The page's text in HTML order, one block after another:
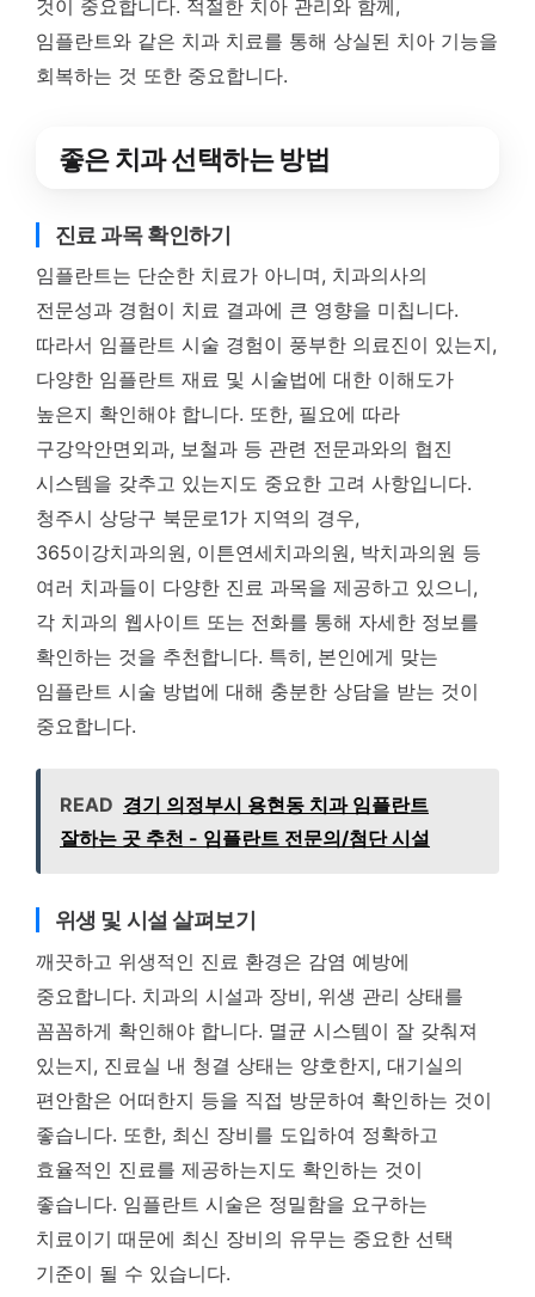
것이 중요합니다. 적절한 치아 관리와 함께,
임플란트와 같은 치과 치료를 통해 상실된 치아 기능을
회복하는 것 또한 중요합니다.
좋은 치과 선택하는 방법
진료 과목 확인하기
임플란트는 단순한 치료가 아니며, 치과의사의
전문성과 경험이 치료 결과에 큰 영향을 미칩니다.
따라서 임플란트 시술 경험이 풍부한 의료진이 있는지,
다양한 임플란트 재료 및 시술법에 대한 이해도가
높은지 확인해야 합니다. 또한, 필요에 따라
구강악안면외과, 보철과 등 관련 전문과와의 협진
시스템을 갖추고 있는지도 중요한 고려 사항입니다.
청주시 상당구 북문로1가 지역의 경우,
365이강치과의원, 이튼연세치과의원, 박치과의원 등
여러 치과들이 다양한 진료 과목을 제공하고 있으니,
각 치과의 웹사이트 또는 전화를 통해 자세한 정보를
확인하는 것을 추천합니다. 특히, 본인에게 맞는
임플란트 시술 방법에 대해 충분한 상담을 받는 것이
중요합니다.
READ 경기 의정부시 용현동 치과 임플란트
잘하는 곳 추천 - 임플란트 전문의/첨단 시설
위생 및 시설 살펴보기
깨끗하고 위생적인 진료 환경은 감염 예방에
중요합니다. 치과의 시설과 장비, 위생 관리 상태를
꼼꼼하게 확인해야 합니다. 멸균 시스템이 잘 갖춰져
있는지, 진료실 내 청결 상태는 양호한지, 대기실의
편안함은 어떠한지 등을 직접 방문하여 확인하는 것이
좋습니다. 또한, 최신 장비를 도입하여 정확하고
효율적인 진료를 제공하는지도 확인하는 것이
좋습니다. 임플란트 시술은 정밀함을 요구하는
치료이기 때문에 최신 장비의 유무는 중요한 선택
기준이 될 수 있습니다.